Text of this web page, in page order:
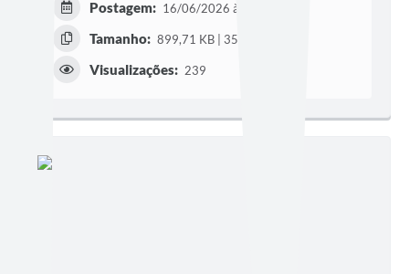
Postagem: 16/06/2026 às 08h00
Tamanho: 899,71 KB | 35 páginas
Visualizações: 239